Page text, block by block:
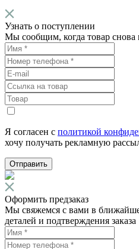
Узнать о поступлении
Мы сообщим, когда товар снова
Я согласен с политикой
хочу получать рекламную
Отправить
Оформить предзаказ
Мы свяжемся с вами в
деталей и подтверждения заказа